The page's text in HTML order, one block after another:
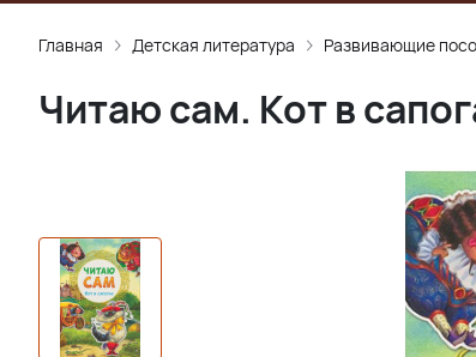
Главная Детская литература Развивающие
Читаю сам. Кот в